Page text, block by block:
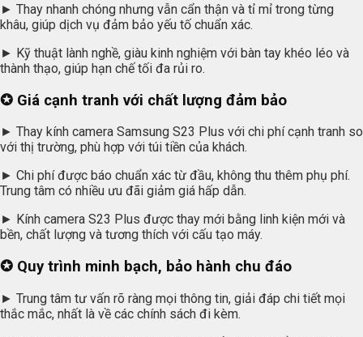
► Thay nhanh chóng nhưng vẫn cẩn thận và tỉ mỉ trong từng
khâu, giúp dịch vụ đảm bảo yếu tố chuẩn xác.
► Kỹ thuật lành nghề, giàu kinh nghiệm với bàn tay khéo léo và
thành thạo, giúp hạn chế tối đa rủi ro.
✪ Giá cạnh tranh với chất lượng đảm bảo
► Thay kính camera Samsung S23 Plus với chi phí cạnh tranh so
với thị trường, phù hợp với túi tiền của khách.
► Chi phí được báo chuẩn xác từ đầu, không thu thêm phụ phí.
Trung tâm có nhiều ưu đãi giảm giá hấp dẫn.
► Kính camera S23 Plus được thay mới bằng linh kiện mới và
bền, chất lượng và tương thích với cấu tạo máy.
✪ Quy trình minh bạch, bảo hành chu đáo
► Trung tâm tư vấn rõ ràng mọi thông tin, giải đáp chi tiết mọi
thắc mắc, nhất là về các chính sách đi kèm.